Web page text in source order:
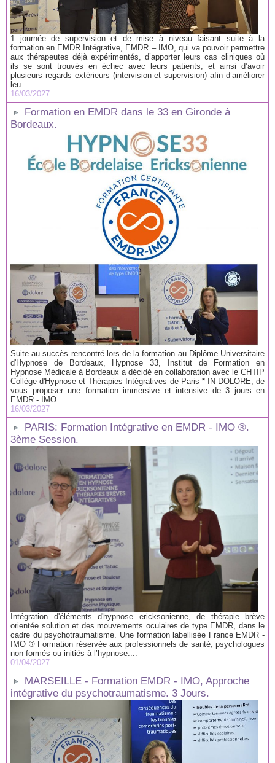
1 journée de supervision et de mise à niveau faisant suite à la
formation en EMDR Intégrative, EMDR – IMO, qui va pouvoir permettre
aux thérapeutes déjà expérimentés, d’apporter leurs cas cliniques où
ils se sont trouvés en échec avec leurs patients, et ainsi d’avoir
plusieurs regards extérieurs (intervision et supervision) afin d’améliorer
leu...
16/03/2027
Formation en EMDR dans le 33 en Gironde à
Bordeaux.
Suite au succès rencontré lors de la formation au Diplôme Universitaire
d'Hypnose de Bordeaux, Hypnose 33, Institut de Formation en
Hypnose Médicale à Bordeaux a décidé en collaboration avec le CHTIP
Collège d'Hypnose et Thérapies Intégratives de Paris * IN-DOLORE, de
vous proposer une formation immersive et intensive de 3 jours en
EMDR - IMO...
16/03/2027
PARIS: Formation Intégrative en EMDR - IMO ®.
3ème Session.
Intégration d'éléments d'hypnose ericksonienne, de thérapie brève
orientée solution et des mouvements oculaires de type EMDR, dans le
cadre du psychotraumatisme. Une formation labellisée France EMDR -
IMO ® Formation réservée aux professionnels de santé, psychologues
non formés ou initiés à l’hypnose....
01/04/2027
MARSEILLE - Formation EMDR - IMO, Approche
intégrative du psychotraumatisme. 3 Jours.